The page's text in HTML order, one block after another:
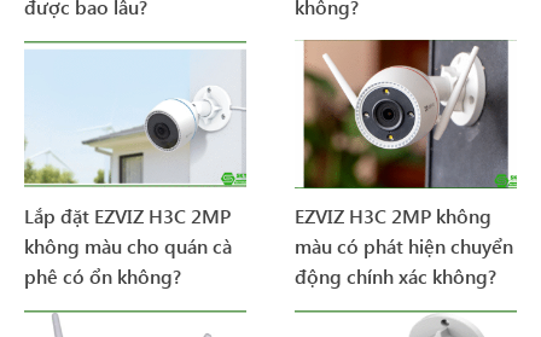
được bao lâu?
không?
Lắp đặt EZVIZ H3C 2MP
không màu cho quán cà
phê có ổn không?
EZVIZ H3C 2MP không
màu có phát hiện chuyển
động chính xác không?